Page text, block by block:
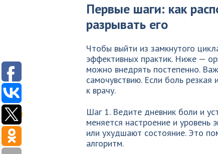
Первые шаги: как
разрывать его
Чтобы выйти из замкнутого
эффективных практик. Ниже —
можно внедрять постепенно.
самочувствию. Если боль
к врачу.
Шаг 1. Ведите дневник боли и
меняется настроение и уровень
или ухудшают состояние. Это
алгоритм.